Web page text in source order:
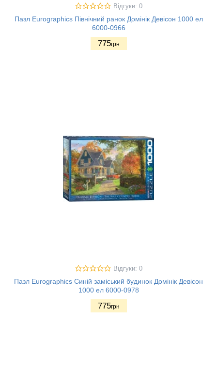
Відгуки: 0
Пазл Eurographics Північний ранок Домінік Девісон 1000 ел
6000-0966
775грн
Відгуки: 0
Пазл Eurographics Синій заміський будинок Домінік Девісон
1000 ел 6000-0978
775грн